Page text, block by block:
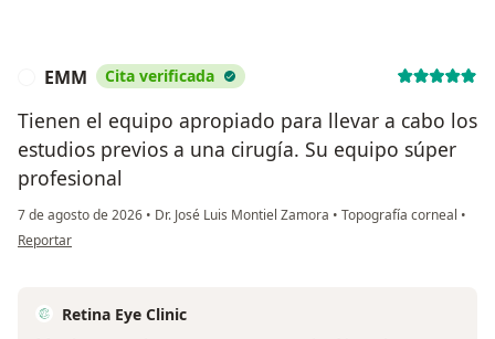
EMM Cita verificada
Tienen el equipo apropiado para llevar a cabo los
estudios previos a una cirugía. Su equipo súper
profesional
7 de agosto de 2026 • Dr. José Luis Montiel Zamora • Topografía corneal •
en opinión del usuario EMM
Reportar
Retina Eye Clinic